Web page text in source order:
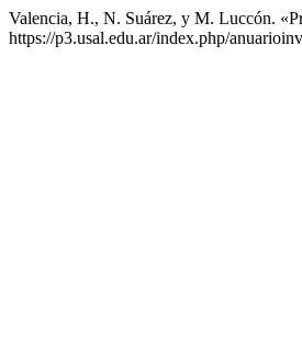
Valencia, H., N. Suárez, y M. Luccón.
https://p3.usal.edu.ar/index.php/